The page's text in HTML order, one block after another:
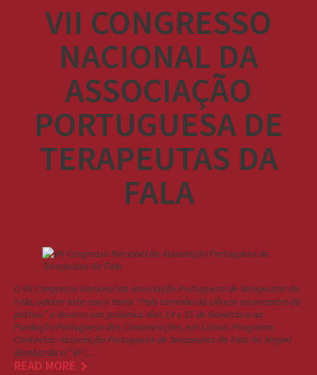
VII CONGRESSO
NACIONAL DA
ASSOCIAÇÃO
PORTUGUESA DE
TERAPEUTAS DA
FALA
O VII Congresso Nacional da Associação Portuguesa de Terapeutas da
Fala, adotar este ano o tema “Pelo caminho da ciência ao encontro da
prática” e decorre nos próximos dias 14 e 15 de Novembro na
Fundação Portuguesa das Comunicações, em Lisboa. Programa
Contactos: Associação Portuguesa de Terapeutas da Fala Av. Miguel
Bombarda n.º 8F |…
READ MORE